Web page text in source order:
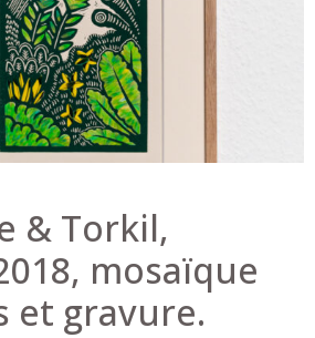
& Torkil,
mosaïque
et gravure.